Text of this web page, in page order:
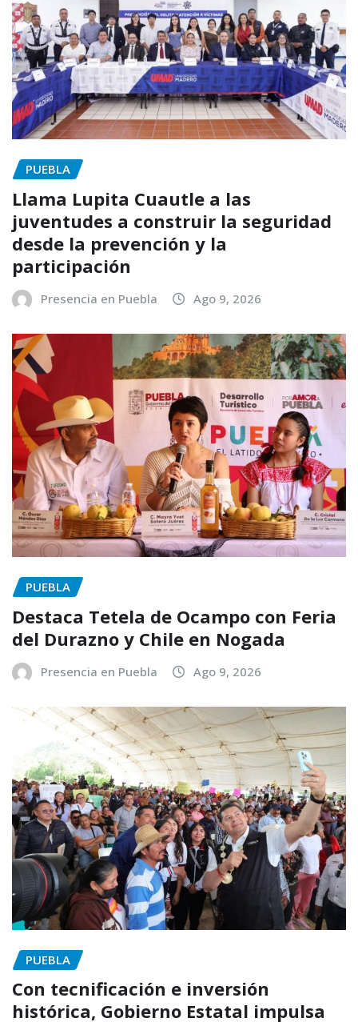
PUEBLA
Llama Lupita Cuautle a las
juventudes a construir la seguridad
desde la prevención y la
participación
Presencia en Puebla Ago 9, 2026
PUEBLA
Destaca Tetela de Ocampo con Feria
del Durazno y Chile en Nogada
Presencia en Puebla Ago 9, 2026
PUEBLA
Con tecnificación e inversión
histórica, Gobierno Estatal impulsa